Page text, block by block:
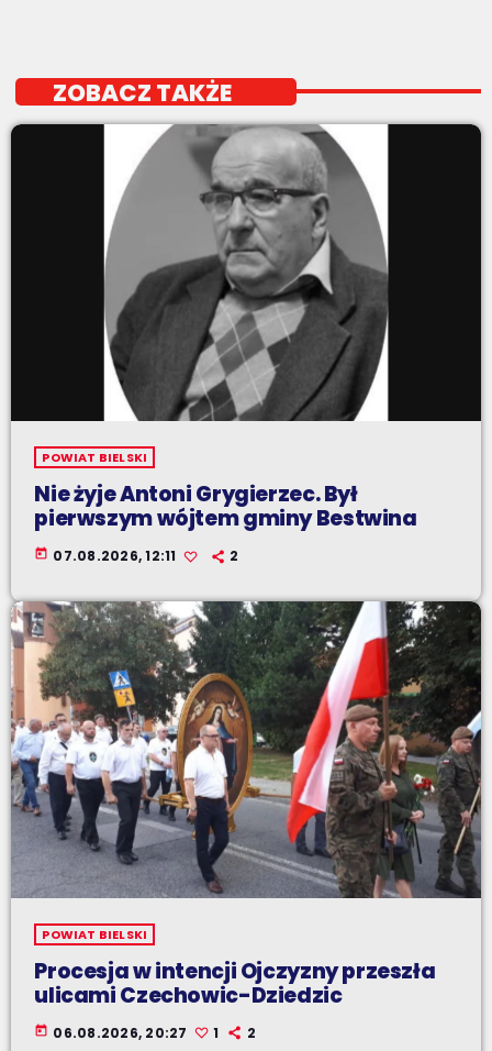
ZOBACZ TAKŻE
POWIAT BIELSKI
Nie żyje Antoni Grygierzec. Był
pierwszym wójtem gminy Bestwina
today 07.08.2026, 12:11 2
POWIAT BIELSKI
Procesja w intencji Ojczyzny przeszła
ulicami Czechowic-Dziedzic
today 06.08.2026, 20:27 1 2